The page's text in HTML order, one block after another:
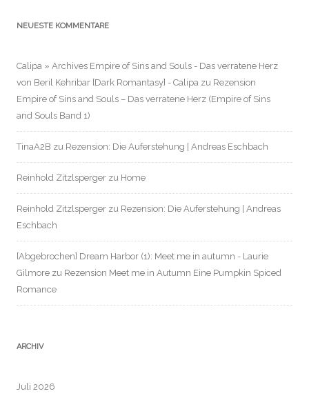
NEUESTE KOMMENTARE
Calipa » Archives Empire of Sins and Souls - Das verratene Herz
von Beril Kehribar [Dark Romantasy] - Calipa zu Rezension
Empire of Sins and Souls – Das verratene Herz (Empire of Sins
and Souls Band 1)
TinaA2B zu Rezension: Die Auferstehung | Andreas Eschbach
Reinhold Zitzlsperger zu Home
Reinhold Zitzlsperger zu Rezension: Die Auferstehung | Andreas
Eschbach
[Abgebrochen] Dream Harbor (1): Meet me in autumn - Laurie
Gilmore zu Rezension Meet me in Autumn Eine Pumpkin Spiced
Romance
ARCHIV
Juli 2026